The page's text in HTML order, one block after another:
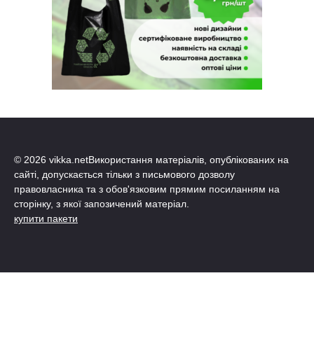
© 2026 vikka.netВикористання матеріалів, опублікованих на
сайті, допускається тільки з письмового дозволу
правовласника та з обов'язковим прямим посиланням на
сторінку, з якої запозичений матеріал.
купити пакети